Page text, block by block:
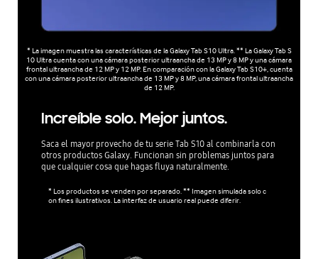
* La imagen muestra las características de la Galaxy Tab S10 Ultra. ** La Galaxy Tab S
10 Ultra cuenta con una cámara posterior ultraancha de 13 MP y 8 MP y una cámara
frontal ultraancha de 12 MP y 12 MP. En comparación con la Galaxy Tab S10+, cuenta
con una cámara posterior ultraancha de 13 MP y 8 MP, una cámara frontal ultraancha
de 12 MP.
Increíble solo. Mejor juntos.
Saca el mayor provecho de tu serie Tab S10 al combinarla con
otros productos Galaxy. Funcionan sin problemas juntos para
que cualquier cosa que hagas fluya naturalmente.
* Los productos se venden por separado. ** Imagen simulada solo c
on fines ilustrativos. La interfaz de usuario real puede diferir.